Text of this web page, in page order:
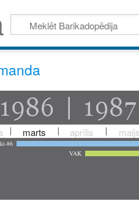
marts aprīlis maijs
86
VAK